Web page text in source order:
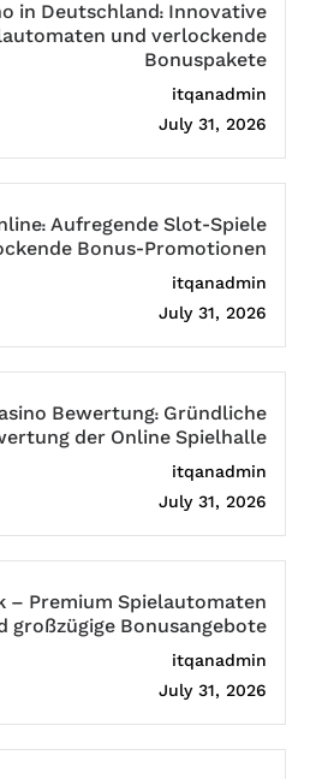
in Deutschland: Innovative
und verlockende
Bonuspakete
itqanadmin
July 31, 2026
Aufregende Slot-Spiele
Bonus-Promotionen
itqanadmin
July 31, 2026
Bewertung: Gründliche
der Online Spielhalle
itqanadmin
July 31, 2026
– Premium Spielautomaten
großzügige Bonusangebote
itqanadmin
July 31, 2026